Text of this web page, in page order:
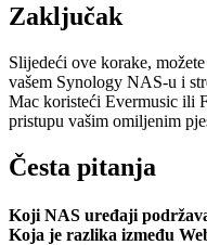
Zaključak
Slijedeći ove korake,
vašem Synology NAS-u i
Mac koristeći Evermusic ili
pristupu vašim omiljenim
Česta pitanja
Koji NAS uređaji
Koja je razlika između